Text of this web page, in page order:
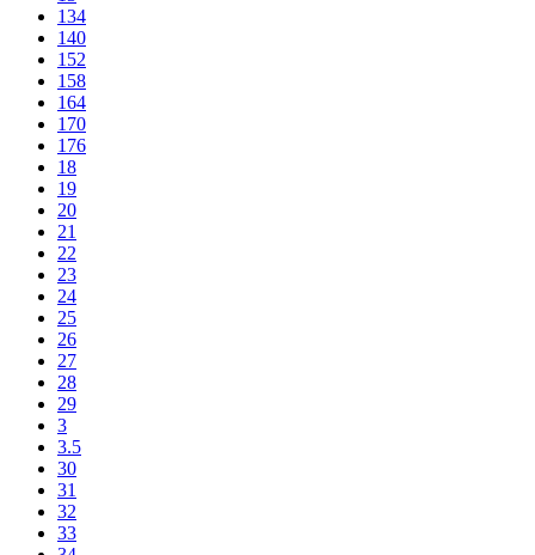
134
140
152
158
164
170
176
18
19
20
21
22
23
24
25
26
27
28
29
3
3.5
30
31
32
33